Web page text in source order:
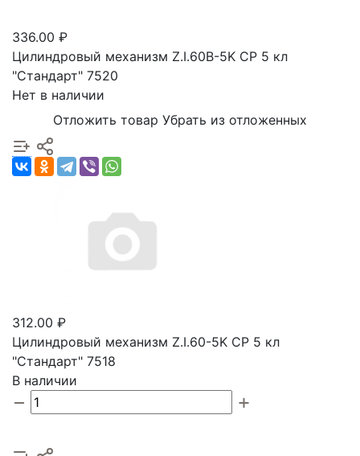
336.00 ₽
Цилиндровый механизм Z.I.60B-5K CP 5 кл
"Стандарт" 7520
Нет в наличии
Отложить товар Убрать из отложенных
312.00 ₽
Цилиндровый механизм Z.I.60-5K CP 5 кл
"Стандарт" 7518
В наличии